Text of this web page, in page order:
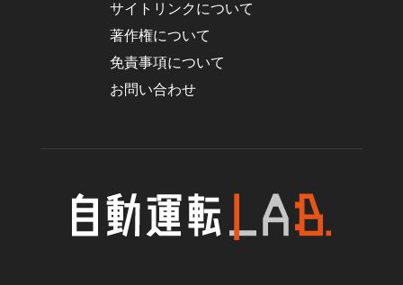
サイトリンクについて
著作権について
免責事項について
お問い合わせ